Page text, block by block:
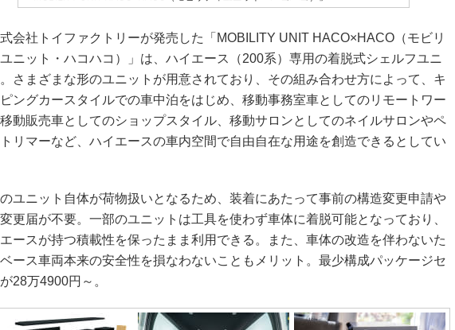
会社トイファクトリーが発売した「MOBILITY UNIT HACO×HACO（モビリ
ニット・ハコハコ）」は、ハイエース（200系）専用の着脱式シェルフユニ
さまざまな形のユニットが用意されており、その組み合わせ方によって、キ
ングカースタイルでの車中泊をはじめ、移動事務室車としてのリモートワー
動販売車としてのショップスタイル、移動サロンとしてのネイルサロンやペ
リマーなど、ハイエースの車内空間で自由自在な用途を創造できるとしてい
ユニット自体が荷物扱いとなるため、装着にあたって事前の構造変更申請や
更届が不要。一部のユニットは工具を使わず車体に着脱可能となっており、
ースが持つ積載性を保ったまま利用できる。また、車体の改造を伴わないた
ース車両本来の安全性を損なわないこともメリット。最少構成パッケージセ
28万4900円～。